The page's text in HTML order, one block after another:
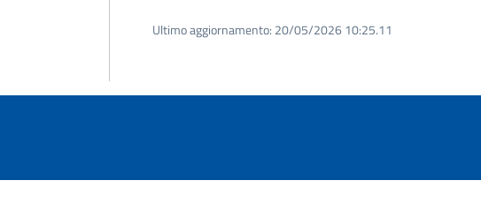
Ultimo aggiornamento: 20/05/2026 10:25.11